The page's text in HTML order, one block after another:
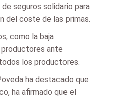
seguros solidario para
del coste de las primas.
como la baja
ante
los productores.
ha destacado que
ha afirmado que el